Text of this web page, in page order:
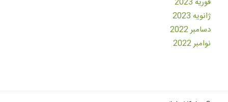
ژانویه 2023
دسامبر 2022
نوامبر 2022